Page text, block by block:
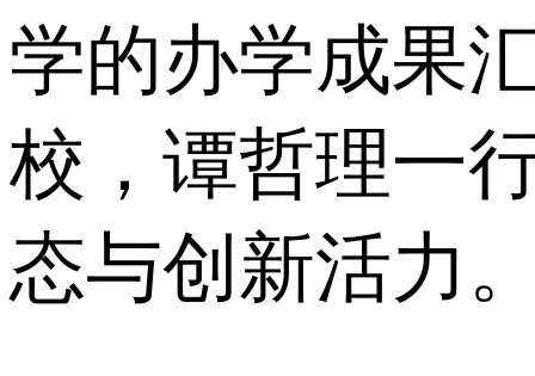
学的办学成果
校，谭哲理一
态与创新活力